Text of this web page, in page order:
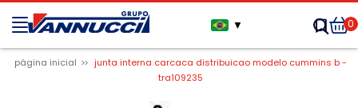
▼ 0
página inicial
junta interna carcaca distribuicao modelo cummins b -
tra109235